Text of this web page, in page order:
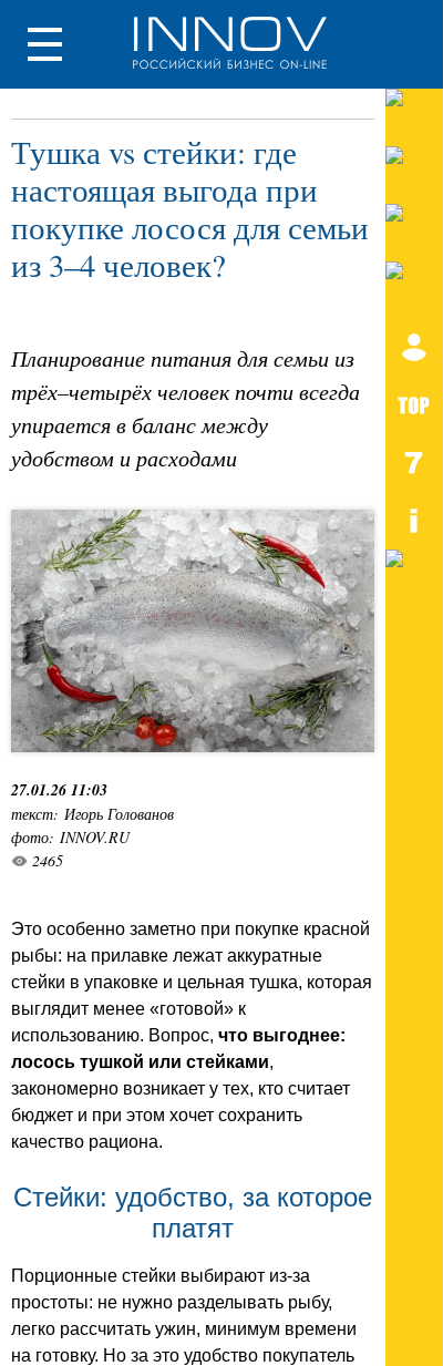
Тушка vs стейки: где
настоящая выгода при
покупке лосося для семьи
из 3–4 человек?
Планирование питания для семьи из
трёх–четырёх человек почти всегда
упирается в баланс между
удобством и расходами
27.01.26 11:03
текст: Игорь Голованов
фото: INNOV.RU
2465
Это особенно заметно при покупке красной
рыбы: на прилавке лежат аккуратные
стейки в упаковке и цельная тушка, которая
выглядит менее «готовой» к
использованию. Вопрос, что выгоднее:
лосось тушкой или стейками,
закономерно возникает у тех, кто считает
бюджет и при этом хочет сохранить
качество рациона.
Стейки: удобство, за которое
платят
Порционные стейки выбирают из-за
простоты: не нужно разделывать рыбу,
легко рассчитать ужин, минимум времени
на готовку. Но за это удобство покупатель